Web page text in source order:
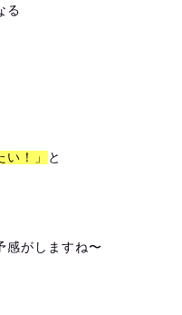
る
！」 と
感がしますね〜